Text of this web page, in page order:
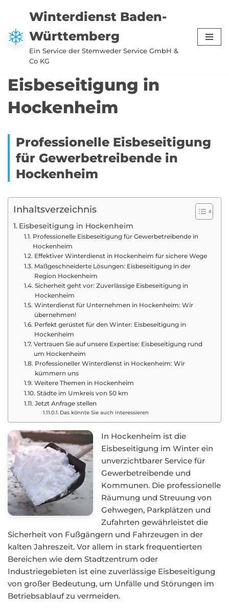
Zum
Inhalt
springen
Winterdienst Baden-
Württemberg
Ein Service der Stemweder Service GmbH &
Co KG
Eisbeseitigung in
Hockenheim
Professionelle Eisbeseitigung
für Gewerbetreibende in
Hockenheim
Inhaltsverzeichnis
Eisbeseitigung in Hockenheim
Professionelle Eisbeseitigung für Gewerbetreibende in
Hockenheim
Effektiver Winterdienst in Hockenheim für sichere Wege
Maßgeschneiderte Lösungen: Eisbeseitigung in der
Region Hockenheim
Sicherheit geht vor: Zuverlässige Eisbeseitigung in
Hockenheim
Winterdienst für Unternehmen in Hockenheim: Wir
übernehmen!
Perfekt gerüstet für den Winter: Eisbeseitigung in
Hockenheim
Vertrauen Sie auf unsere Expertise: Eisbeseitigung rund
um Hockenheim
Professioneller Winterdienst in Hockenheim: Wir
kümmern uns
Weitere Themen in Hockenheim
Städte im Umkreis von 50 km
Jetzt Anfrage stellen
Das könnte Sie auch interessieren
In Hockenheim ist die
Eisbeseitigung im Winter ein
unverzichtbarer Service für
Gewerbetreibende und
Kommunen. Die professionelle
Räumung und Streuung von
Gehwegen, Parkplätzen und
Zufahrten gewährleistet die
Sicherheit von Fußgängern und Fahrzeugen in der
kalten Jahreszeit. Vor allem in stark frequentierten
Bereichen wie dem Stadtzentrum oder
Industriegebieten ist eine zuverlässige Eisbeseitigung
von großer Bedeutung, um Unfälle und Störungen im
Betriebsablauf zu vermeiden.